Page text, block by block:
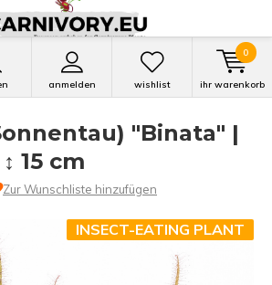
anmelden wishlist ihr warenkorb
0
"Binata" |
15 cm
Zur Wunschliste hinzufügen
INSECT-EATING PLANT